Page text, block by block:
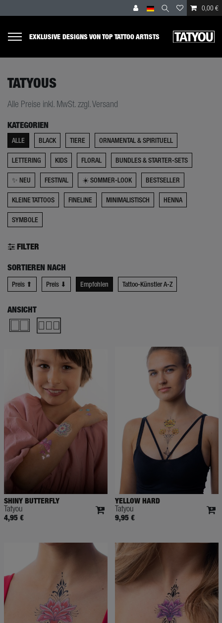
0,00 €
EXKLUSIVE DESIGNS VON TOP TATTOO ARTISTS
TATYOUS
Alle Preise inkl. MwSt. zzgl. Versand
KATEGORIEN
ALLE BLACK TIERE ORNAMENTAL & SPIRITUELL
LETTERING KIDS FLORAL BUNDLES & STARTER-SETS
✨ NEU FESTIVAL ☀️ SOMMER-LOOK BESTSELLER
KLEINE TATTOOS FINELINE MINIMALISTISCH HENNA
SYMBOLE
FILTER
SORTIEREN NACH
Empfohlen
Preis ⬆ Preis ⬇ Tattoo-Künstler A-Z
ANSICHT
SHINY BUTTERFLY
Tatyou
4,95 €
YELLOW HARD
Tatyou
9,95 €